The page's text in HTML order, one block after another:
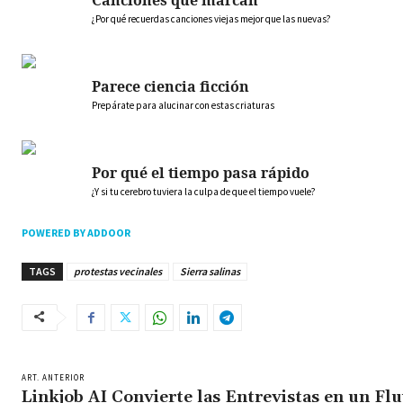
¿Por qué recuerdas canciones viejas mejor que las nuevas?
Parece ciencia ficción
Prepárate para alucinar con estas criaturas
Por qué el tiempo pasa rápido
¿Y si tu cerebro tuviera la culpa de que el tiempo vuele?
POWERED BY ADDOOR
TAGS protestas vecinales Sierra salinas
ART. ANTERIOR
Linkjob AI Convierte las Entrevistas en un